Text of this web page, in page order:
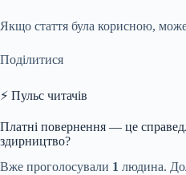
Якщо стаття була корисною,
Поділитися
⚡ Пульс читачів
Платні повернення — це
здирництво?
Вже проголосували 1 людина.